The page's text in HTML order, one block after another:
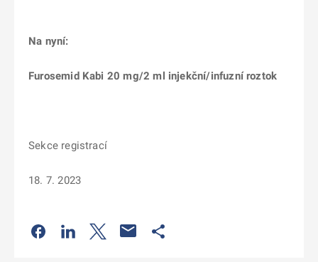
Na nyní:
Furosemid Kabi 20 mg/2 ml injekční/infuzní roztok
Sekce registrací
18. 7. 2023
Odkaz se otevře na nové kartě
Odkaz se otevře na nové kartě
Odkaz se otevře na nové kartě